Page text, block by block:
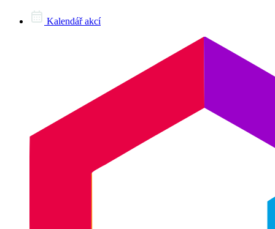
Kalendář akcí